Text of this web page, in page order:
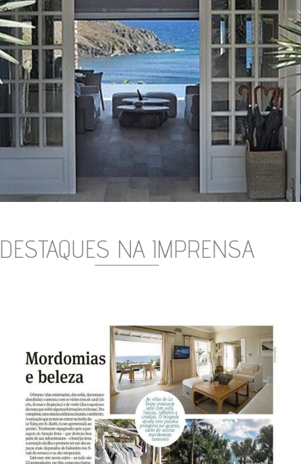
DESTAQUES NA IMPRENSA